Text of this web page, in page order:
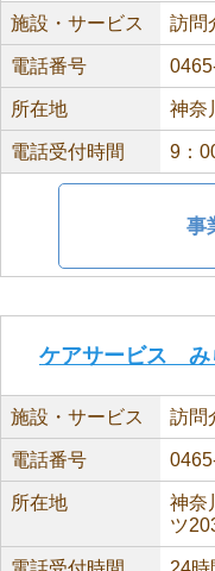
施設・サービス 訪問
電話番号
所在地 神奈
電話受付時間 9：
事
ケアサービス み
施設・サービス 訪問
電話番号
所在地
神奈
ツ